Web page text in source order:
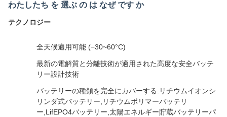
わたしたち を 選ぶ の は なぜ です か
テクノロジー
全天候適用可能 (−30~60°C)
最新の電解質と分離技術が適用された高度な安全バッテ
リー設計技術
バッテリーの種類を完全にカバーする:リチウムイオンシ
リンダ式バッテリー,リチウムポリマーバッテリ
ー,LifEPO4バッテリー,太陽エネルギー貯蔵バッテリーパ